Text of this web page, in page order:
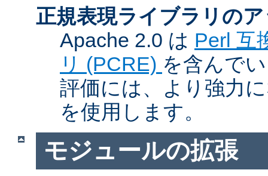
正規表現ライブラリの
Apache 2.0 は Perl 互
リ (PCRE) を含んで
評価には、より強力
を使用します。
モジュールの拡張